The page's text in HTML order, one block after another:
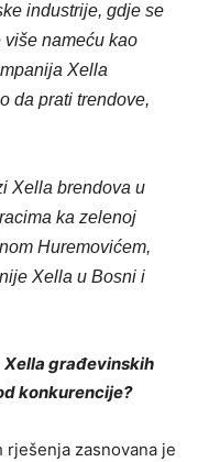
industrije, gdje se
nameću kao
Xella
da prati trendove,
Xella brendova u
ka zelenoj
Huremovićem,
Xella u Bosni i
Xella građevinskih
konkurencije?
rješenja zasnovana je